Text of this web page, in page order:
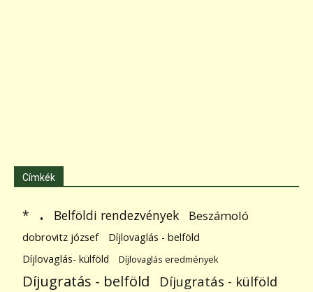
Címkék
* . Belföldi rendezvények Beszámoló
dobrovitz józsef
Díjlovaglás - belföld
Díjlovaglás- külföld
Díjlovaglás eredmények
Díjugratás - belföld Díjugratás - külföld